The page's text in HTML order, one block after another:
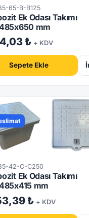
65-B-B125
Ek Odası Takımı
mm
₺ + KDV
Sepete Ekle
42-C-C250
Ek Odası Takımı
mm
₺ + KDV